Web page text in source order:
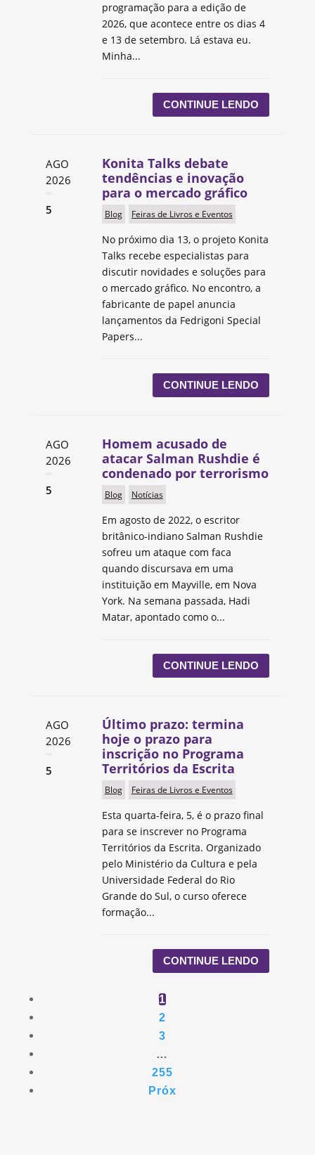
programação para a edição de
2026, que acontece entre os dias 4
e 13 de setembro. Lá estava eu.
Minha...
CONTINUE LENDO
AGO
2026
5
Konita Talks debate
tendências e inovação
para o mercado gráfico
Blog Feiras de Livros e Eventos
No próximo dia 13, o projeto Konita
Talks recebe especialistas para
discutir novidades e soluções para
o mercado gráfico. No encontro, a
fabricante de papel anuncia
lançamentos da Fedrigoni Special
Papers...
CONTINUE LENDO
AGO
2026
5
Homem acusado de
atacar Salman Rushdie é
condenado por terrorismo
Blog Notícias
Em agosto de 2022, o escritor
britânico-indiano Salman Rushdie
sofreu um ataque com faca
quando discursava em uma
instituição em Mayville, em Nova
York. Na semana passada, Hadi
Matar, apontado como o...
CONTINUE LENDO
AGO
2026
5
Último prazo: termina
hoje o prazo para
inscrição no Programa
Territórios da Escrita
Blog Feiras de Livros e Eventos
Esta quarta-feira, 5, é o prazo final
para se inscrever no Programa
Territórios da Escrita. Organizado
pelo Ministério da Cultura e pela
Universidade Federal do Rio
Grande do Sul, o curso oferece
formação...
CONTINUE LENDO
1
2
3
…
255
Próx